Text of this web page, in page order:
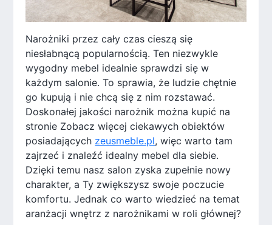
Narożniki przez cały czas cieszą się
niesłabnącą popularnością. Ten niezwykle
wygodny mebel idealnie sprawdzi się w
każdym salonie. To sprawia, że ludzie chętnie
go kupują i nie chcą się z nim rozstawać.
Doskonałej jakości narożnik można kupić na
stronie Zobacz więcej ciekawych obiektów
posiadających zeusmeble.pl, więc warto tam
zajrzeć i znaleźć idealny mebel dla siebie.
Dzięki temu nasz salon zyska zupełnie nowy
charakter, a Ty zwiększysz swoje poczucie
komfortu. Jednak co warto wiedzieć na temat
aranżacji wnętrz z narożnikami w roli głównej?